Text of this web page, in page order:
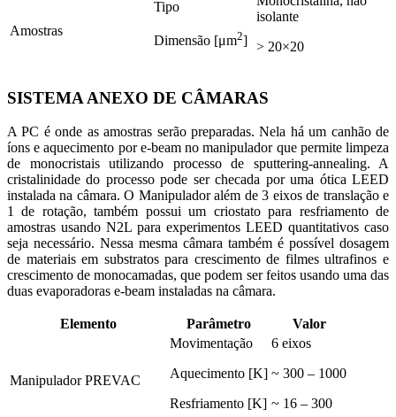
Amostras
Tipo
Dimensão [μm2]
isolante
> 20×20
SISTEMA ANEXO DE CÂMARAS
A PC é onde as amostras serão preparadas. Nela há um canhão de
íons e aquecimento por e-beam no manipulador que permite limpeza
de monocristais utilizando processo de sputtering-annealing. A
cristalinidade do processo pode ser checada por uma ótica LEED
instalada na câmara. O Manipulador além de 3 eixos de translação e
1 de rotação, também possui um criostato para resfriamento de
amostras usando N2L para experimentos LEED quantitativos caso
seja necessário. Nessa mesma câmara também é possível dosagem
de materiais em substratos para crescimento de filmes ultrafinos e
crescimento de monocamadas, que podem ser feitos usando uma das
duas evaporadoras e-beam instaladas na câmara.
Elemento Parâmetro Valor
Manipulador PREVAC
Movimentação
Aquecimento [K]
Resfriamento [K]
6 eixos
~ 300 – 1000
~ 16 – 300